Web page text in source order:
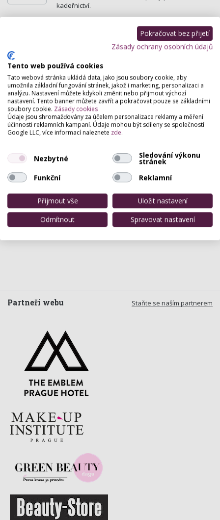
kadeřnictví.
Staňte se naším partnerem
Partneři webu
Pokračovat bez přijetí
Zásady ochrany osobních údajů
Tento web používá cookies
Tato webová stránka ukládá data, jako jsou soubory cookie, aby
umožnila základní fungování stránek, jakož i marketing, personalizaci a
analýzu. Nastavení můžete kdykoli změnit nebo přijmout výchozí
nastavení. Tento banner můžete zavřít a pokračovat pouze se základními
soubory cookie. Zásady cookies
Údaje jsou shromažďovány za účelem personalizace reklamy a měření
účinnosti reklamních kampaní. Údaje mohou být sdíleny se společností
Google LLC, více informací naleznete zde.
Nezbytné Sledování výkonu
stránek
Funkční
Reklamní
Přijmout vše
Uložit nastavení
Odmítnout
Spravovat nastavení